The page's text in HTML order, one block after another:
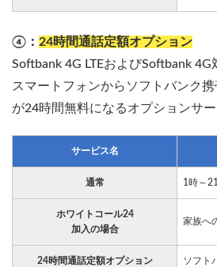
④： 24時間通話定額オプション
Softbank 4G LTEおよびSoftbank
スマートフォンからソフトバンク
が24時間無料になるオプションサー
サービス名
通常 1時～
ホワイトコール24
加入の場合
家族へ
24時間通話定額オプション ソフト